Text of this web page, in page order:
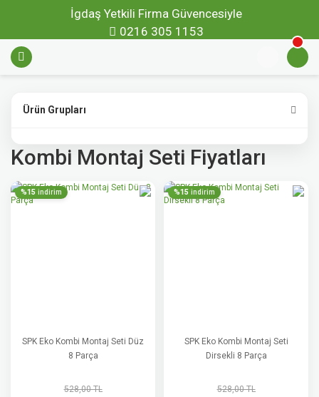
İgdaş Yetkili Firma Güvencesiyle
0216 305 1153
Ürün Grupları
Kombi Montaj Seti Fiyatları
%15 indirim
SPK Eko Kombi Montaj Seti Düz
8 Parça
528,00 TL
%15 indirim
SPK Eko Kombi Montaj Seti
Dirsekli 8 Parça
528,00 TL